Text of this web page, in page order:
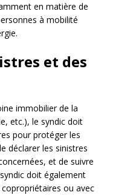
en matière de
à mobilité
et des
immobilier de la
etc.), le syndic doit
pour protéger les
déclarer les sinistres
et de suivre
doit également
ou avec